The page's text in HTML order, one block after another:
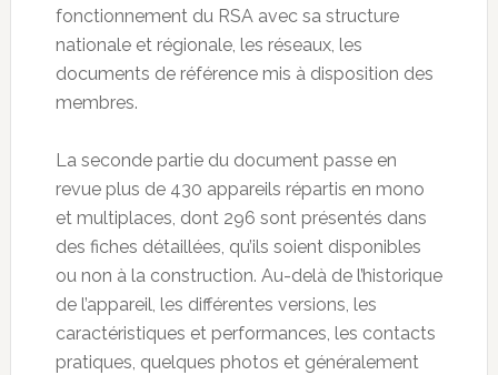
fonctionnement du RSA avec sa structure
nationale et régionale, les réseaux, les
documents de référence mis à disposition des
membres.
La seconde partie du document passe en
revue plus de 430 appareils répartis en mono
et multiplaces, dont 296 sont présentés dans
des fiches détaillées, qu’ils soient disponibles
ou non à la construction. Au-delà de l’historique
de l’appareil, les différentes versions, les
caractéristiques et performances, les contacts
pratiques, quelques photos et généralement